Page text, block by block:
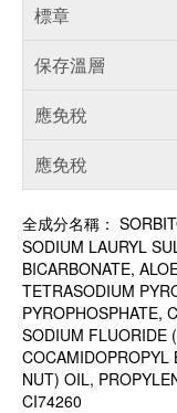
標章
保存溫層
應免稅
應免稅
全成分名稱：
SODIUM LAURYL
BICARBONATE,
TETRASODIUM
PYROPHOSPHATE,
SODIUM FLUORIDE
COCAMIDOPROPYL
NUT) OIL,
CI74260